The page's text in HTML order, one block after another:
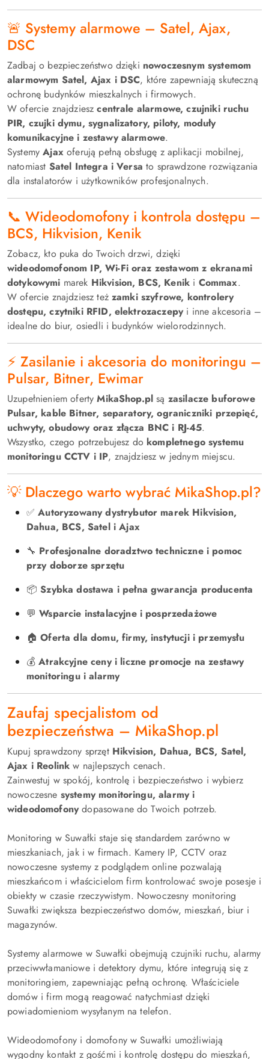
🚨 Systemy alarmowe – Satel, Ajax,
DSC
Zadbaj o bezpieczeństwo dzięki nowoczesnym systemom
alarmowym Satel, Ajax i DSC, które zapewniają skuteczną
ochronę budynków mieszkalnych i firmowych.
W ofercie znajdzieszcentrale alarmowe, czujniki ruchu
PIR, czujki dymu, sygnalizatory, piloty, moduły
komunikacyjne i zestawy alarmowe.
SystemyAjaxoferują pełną obsługę z aplikacji mobilnej,
natomiast Satel Integra i Versa to sprawdzone rozwiązania
dla instalatorów i użytkowników profesjonalnych.
📞 Wideodomofony i kontrola dostępu –
BCS, Hikvision, Kenik
Zobacz, kto puka do Twoich drzwi, dzięki
wideodomofonom IP, Wi-Fi oraz zestawom z ekranami
dotykowymi marek Hikvision, BCS, Kenik i Commax.
W ofercie znajdziesz też zamki szyfrowe, kontrolery
dostępu, czytniki RFID, elektrozaczepyi inne akcesoria –
idealne do biur, osiedli i budynków wielorodzinnych.
⚡ Zasilanie i akcesoria do monitoringu –
Pulsar, Bitner, Ewimar
Uzupełnieniem ofertyMikaShop.pl są zasilacze buforowe
Pulsar, kable Bitner, separatory, ograniczniki przepięć,
uchwyty, obudowy oraz złącza BNC i RJ-45.
Wszystko, czego potrzebujesz do kompletnego systemu
monitoringu CCTV i IP, znajdziesz w jednym miejscu.
💡 Dlaczego warto wybrać MikaShop.pl?
✅Autoryzowany dystrybutor marek Hikvision,
Dahua, BCS, Satel i Ajax
🔧 Profesjonalne doradztwo techniczne i pomoc
przy doborze sprzętu
📦Szybka dostawa i pełna gwarancja producenta
💬Wsparcie instalacyjne i posprzedażowe
🏠Oferta dla domu, firmy, instytucji i przemysłu
💰Atrakcyjne ceny i liczne promocje na zestawy
monitoringu i alarmy
Zaufaj specjalistom od
bezpieczeństwa – MikaShop.pl
Kupuj sprawdzony sprzęt Hikvision, Dahua, BCS, Satel,
Ajax i Reolink w najlepszych cenach.
Zainwestuj w spokój, kontrolę i bezpieczeństwo i wybierz
nowoczesne systemy monitoringu, alarmy i
wideodomofonydopasowane do Twoich potrzeb.
Monitoring w Suwałki staje się standardem zarówno w
mieszkaniach, jak i w firmach. Kamery IP, CCTV oraz
nowoczesne systemy z podglądem online pozwalają
mieszkańcom i właścicielom firm kontrolować swoje posesje i
obiekty w czasie rzeczywistym. Nowoczesny monitoring
Suwałki zwiększa bezpieczeństwo domów, mieszkań, biur i
magazynów.
Systemy alarmowe w Suwałki obejmują czujniki ruchu, alarmy
przeciwwłamaniowe i detektory dymu, które integrują się z
monitoringiem, zapewniając pełną ochronę. Właściciele
domów i firm mogą reagować natychmiast dzięki
powiadomieniom wysyłanym na telefon.
Wideodomofony i domofony w Suwałki umożliwiają
wygodny kontakt z gośćmi i kontrolę dostępu do mieszkań,